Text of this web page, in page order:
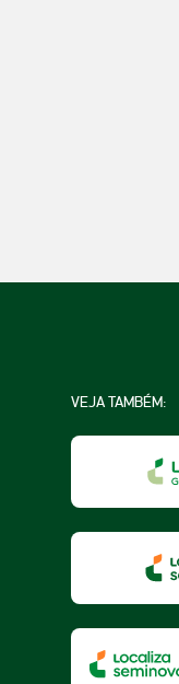
VEJA TAMBÉM: